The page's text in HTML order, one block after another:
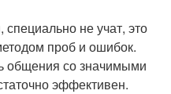
специально не учат, это
проб и ошибок.
общения со значимыми
эффективен.